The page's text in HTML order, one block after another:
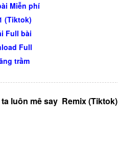
Miễn phí
(Tiktok)
Full bài
Full
trầm
luôn mê say Remix (Tiktok)